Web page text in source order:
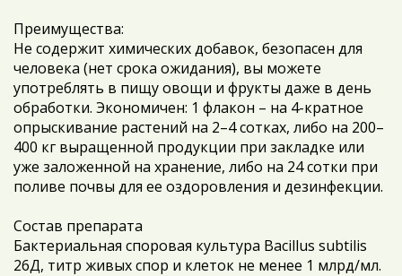
Преимущества:
Не содержит химических добавок, безопасен для
человека (нет срока ожидания), вы можете
употреблять в пищу овощи и фрукты даже в день
обработки. Экономичен: 1 флакон – на 4-кратное
опрыскивание растений на 2–4 сотках, либо на 200–
400 кг выращенной продукции при закладке или
уже заложенной на хранение, либо на 2­4 сотки при
поливе почвы для ее оздоровления и дезинфекции.
Состав препарата
Бактериальная споровая культура Bacillus subtilis
26Д, титр живых спор и клеток не менее 1 млрд/мл.